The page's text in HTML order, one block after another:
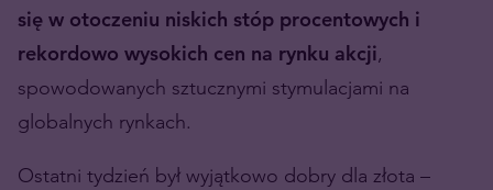
się w otoczeniu niskich stóp procentowych i
rekordowo wysokich cen na rynku akcji,
spowodowanych sztucznymi stymulacjami na
globalnych rynkach.
Ostatni tydzień był wyjątkowo dobry dla złota –